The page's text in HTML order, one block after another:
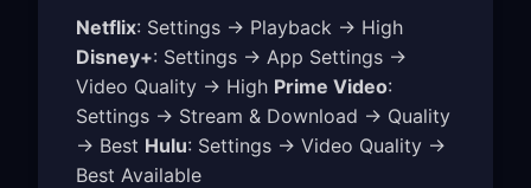
Netflix: Settings → Playback → High
Disney+: Settings → App Settings →
Video Quality → High Prime Video:
Settings → Stream & Download → Quality
→ Best Hulu: Settings → Video Quality →
Best Available